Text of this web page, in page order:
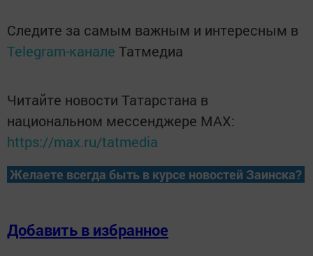
Следите за самым важным и интересным в
Telegram-канале Татмедиа
Читайте новости Татарстана в
национальном мессенджере MАХ:
https://max.ru/tatmedia
Желаете всегда быть в курсе новостей Заинска?
Добавить в избранное